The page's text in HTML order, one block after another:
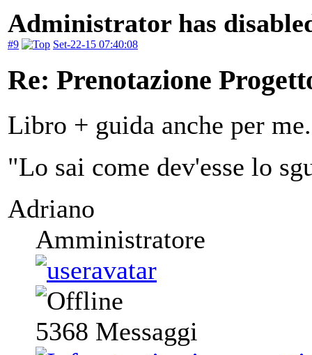
Administrator has
#9 Set-22-15 07:40:08
Re: Prenotazione
Libro + guida anche per me.
"Lo sai come dev'esse lo
Adriano
Amministratore
5368 Messaggi